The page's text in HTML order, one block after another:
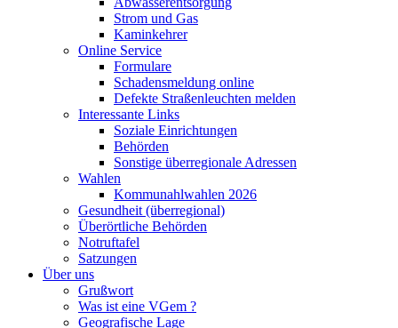
Strom und Gas
Kaminkehrer
Online Service
Formulare
Schadensmeldung online
Defekte Straßenleuchten melden
Interessante Links
Soziale Einrichtungen
Behörden
Sonstige überregionale Adressen
Wahlen
Kommunahlwahlen 2026
Gesundheit (überregional)
Überörtliche Behörden
Notruftafel
Satzungen
Über uns
Grußwort
Was ist eine VGem ?
Geografische Lage